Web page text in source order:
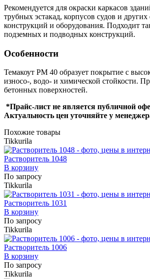
Рекомендуется для окраски каркасов
трубных эстакад, корпусов судов и других
конструкций и оборудования. Подходит
подземных и подводных конструкций.
Особенности
Темакоут РМ 40 образует покрытие с
износо-, водо- и химической стойкости.
бетонных поверхностей.
*Прайс-лист не является публичной
Актуальность цен уточняйте у
Похожие товары
Tikkurila
Растворитель 1048
В корзину
По запросу
Tikkurila
Растворитель 1031
В корзину
По запросу
Tikkurila
Растворитель 1006
В корзину
По запросу
Tikkurila